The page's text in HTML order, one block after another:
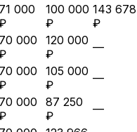
71 000
100 000
₽
143 678
₽
70 000
120 000
₽
—
70 000
105 000
₽
—
70 000
87 250
₽
—